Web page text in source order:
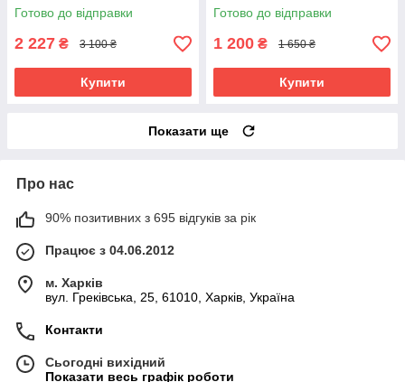
Готово до відправки
2 227 ₴ 3 100 ₴
Купити
Готово до відправки
1 200 ₴ 1 650 ₴
Купити
Показати ще
Про нас
90% позитивних з 695 відгуків за рік
Працює з 04.06.2012
м. Харків
вул. Греківська, 25, 61010, Харків, Україна
Контакти
Сьогодні вихідний
Показати весь графік роботи